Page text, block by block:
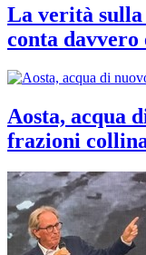
La verità sulla
conta davvero
Aosta, acqua
frazioni